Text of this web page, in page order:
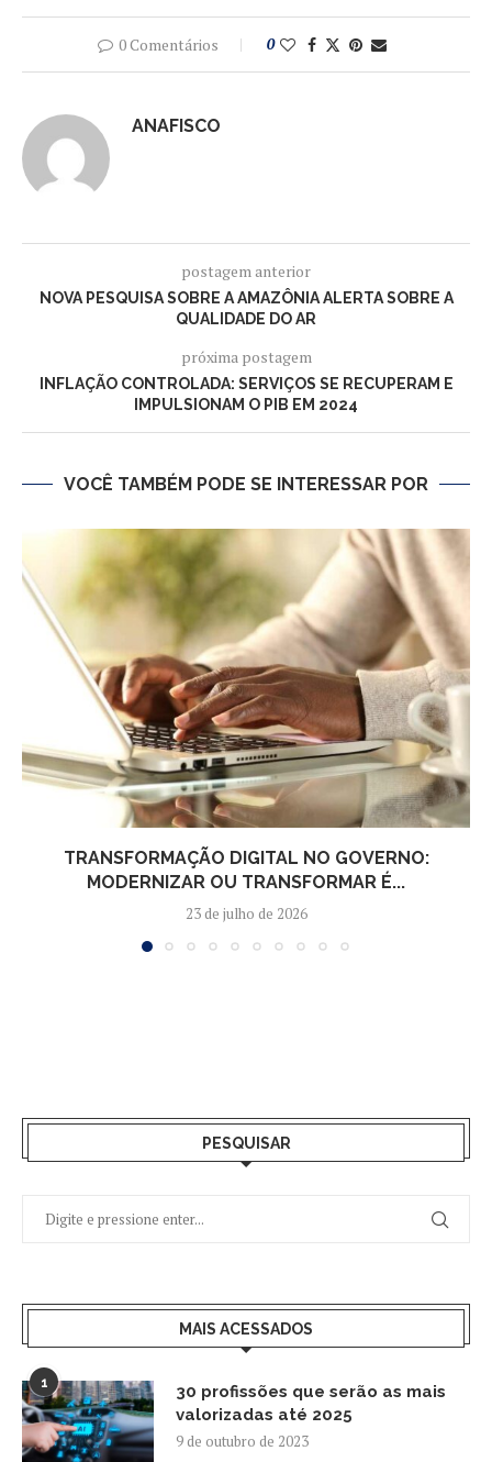
0 Comentários 0
ANAFISCO
postagem anterior
NOVA PESQUISA SOBRE A AMAZÔNIA ALERTA SOBRE A
QUALIDADE DO AR
próxima postagem
INFLAÇÃO CONTROLADA: SERVIÇOS SE RECUPERAM E
IMPULSIONAM O PIB EM 2024
VOCÊ TAMBÉM PODE SE INTERESSAR POR
TRANSFORMAÇÃO DIGITAL NO GOVERNO:
MODERNIZAR OU TRANSFORMAR É...
23 de julho de 2026
PESQUISAR
MAIS ACESSADOS
1
30 profissões que serão as mais
valorizadas até 2025
9 de outubro de 2023